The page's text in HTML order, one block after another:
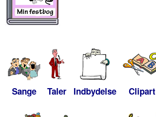
Sange Taler Indbydelse Clipart